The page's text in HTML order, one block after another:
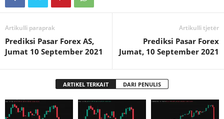
Artikulli paraprak
Prediksi Pasar Forex AS,
Jumat 10 September 2021
Artikulli tjetër
Prediksi Pasar Forex
Jumat, 10 September 2021
ARTIKEL TERKAIT DARI PENULIS